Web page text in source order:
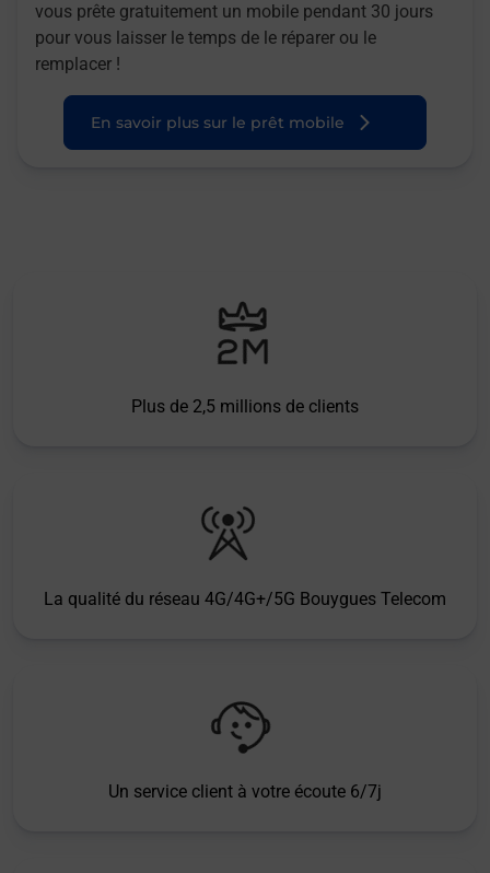
vous prête gratuitement un mobile pendant 30 jours
pour vous laisser le temps de le réparer ou le
remplacer !
En savoir plus sur le prêt mobile
Plus de 2,5 millions de clients
La qualité du réseau 4G/4G+/5G Bouygues Telecom
Un service client à votre écoute 6/7j